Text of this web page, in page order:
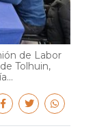
de Labor
Tolhuin,